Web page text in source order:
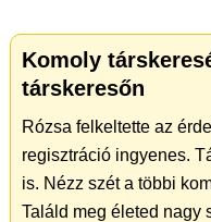
Komoly
társkeresőn
Rózsa felkeltette az
regisztráció ingyenes.
is. Nézz szét a többi
Találd meg életed nagy